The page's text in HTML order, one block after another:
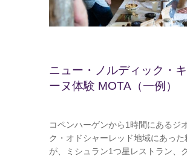
ニュー・ノルディック・
ーヌ体験 MOTA（一例）
コペンハーゲンから1時間にあるジ
ク・オドシャーレッド地域にあった
が、ミシュラン1つ星レストラン、